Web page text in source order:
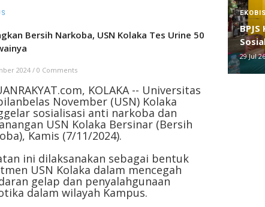
Bersih Narkoba, USN Kolaka Tes Urine 50
2024/ 0 Comments
KOLAKA -- Universitas
November (USN) Kolaka
sosialisasi anti narkoba dan
USN Kolaka Bersinar (Bersih
Kamis (7/11/2024).
ini dilaksanakan sebagai bentuk
USN Kolaka dalam mencegah
gelap dan penyalahgunaan
dalam wilayah Kampus.
EKOBIS
29 Jul